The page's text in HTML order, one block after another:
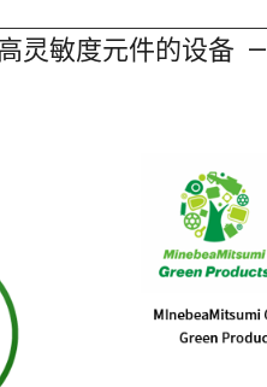
灵敏度元件的设备 —